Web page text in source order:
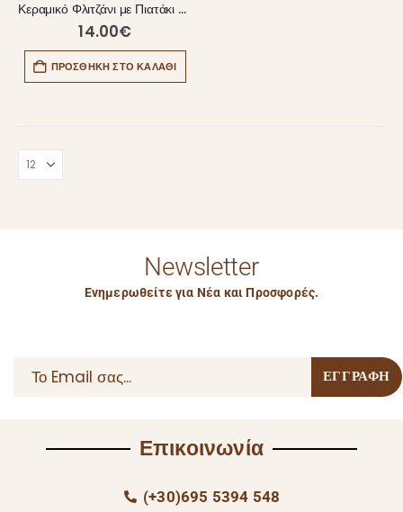
Κεραμικό Φλιτζάνι με Πιατάκι Καρδιές – 300ml
14.00€
ΠΡΟΣΘΉΚΗ ΣΤΟ ΚΑΛΆΘΙ
Newsletter
Ενημερωθείτε για Νέα και Προσφορές.
Επικοινωνία
(+30)695 5394 548